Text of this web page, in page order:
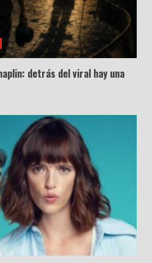
detrás del viral hay una